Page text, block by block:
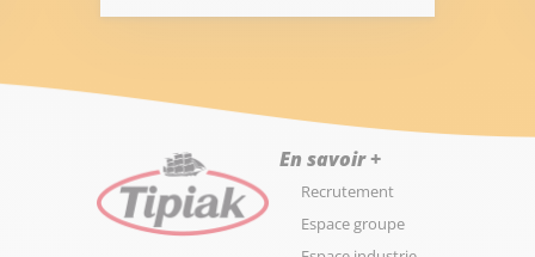
En savoir +
Recrutement
Espace groupe